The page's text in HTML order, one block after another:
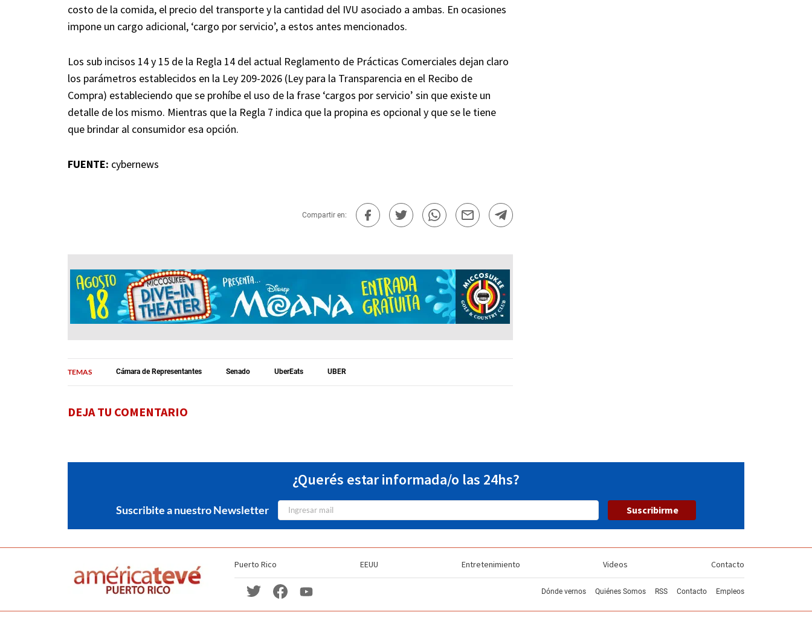
costo de la comida, el precio del transporte y la cantidad del IVU asociado a ambas. En ocasiones
impone un cargo adicional, ‘cargo por servicio’, a estos antes mencionados.
Los sub incisos 14 y 15 de la Regla 14 del actual Reglamento de Prácticas Comerciales dejan claro
los parámetros establecidos en la Ley 209-2026 (Ley para la Transparencia en el Recibo de
Compra) estableciendo que se prohíbe el uso de la frase ‘cargos por servicio’ sin que existe un
detalle de los mismo. Mientras que la Regla 7 indica que la propina es opcional y que se le tiene
que brindar al consumidor esa opción.
FUENTE: cybernews
Compartir en:
TEMAS Cámara de Representantes Senado UberEats UBER
DEJA TU COMENTARIO
¿Querés estar informada/o las 24hs?
Suscribite a nuestro Newsletter Suscribirme
Puerto Rico EEUU Entretenimiento Videos Contacto
Dónde vernos Quiénes Somos RSS Contacto Empleos